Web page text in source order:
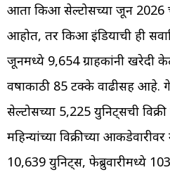
आता किआ सेल्टोसच्या जून 2026
आहोत, तर किआ इंडियाची ही
जूनमध्ये 9,654 ग्राहकांनी खरेदी
वर्षाकाठी 85 टक्के वाढीसह आहे.
सेल्टोसच्या 5,225 युनिट्सची
महिन्यांच्या विक्रीच्या
10,639 युनिट्स, फेब्रुवारीमध्ये